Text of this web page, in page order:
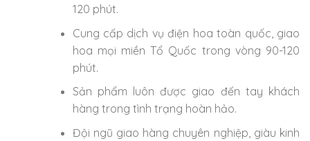
120 phút.
Cung cấp dịch vụ điện hoa toàn quốc, giao
hoa mọi miền Tổ Quốc trong vòng 90-120
phút.
Sản phẩm luôn được giao đến tay khách
hàng trong tình trạng hoàn hảo.
Đội ngũ giao hàng chuyên nghiệp, giàu kinh